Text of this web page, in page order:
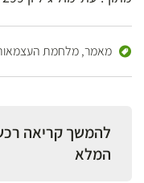
מאמר,מלחמת
להמשך קריאה
המלא